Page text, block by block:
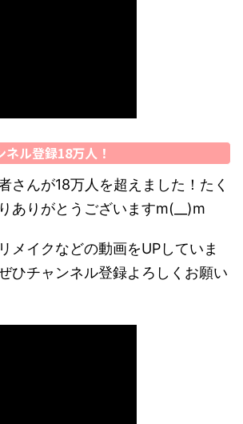
ル登録18万人！
さんが18万人を超えました！たく
ありがとうございますm(__)m
メイクなどの動画をUPしていま
ひチャンネル登録よろしくお願い